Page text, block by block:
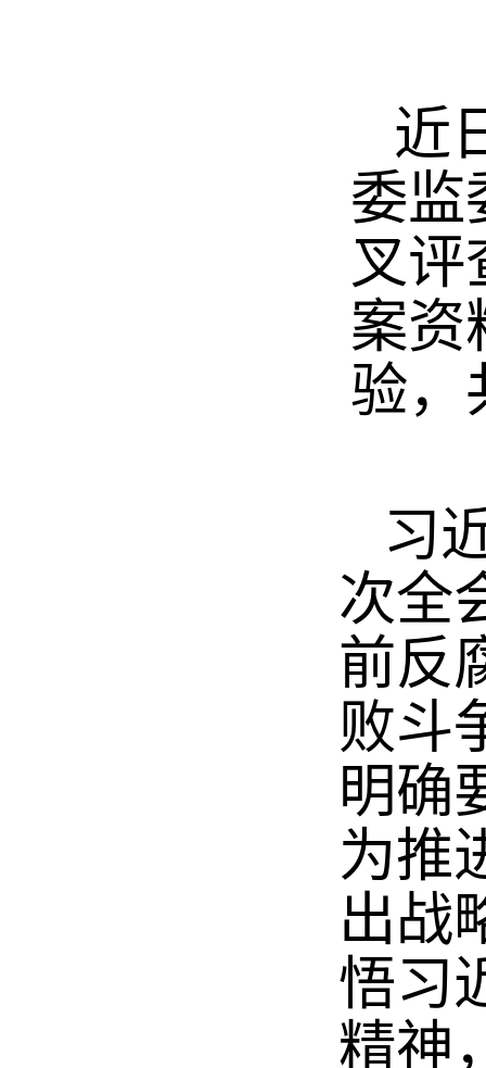
近
委监
叉评
案资
验，
习
次全
前反
败斗
明确
为推
出战
悟习
精神